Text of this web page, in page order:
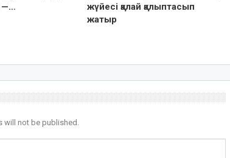
—…
жүйесі қалай қалыптасып
жатыр
will not be published.